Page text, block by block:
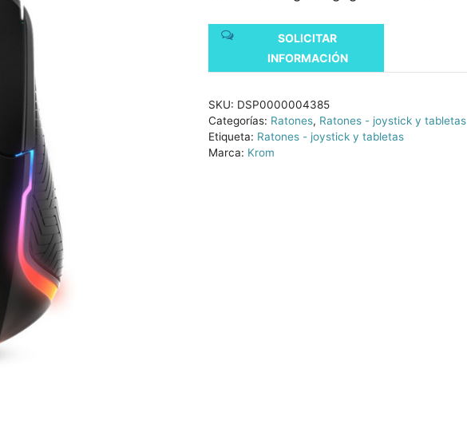
SOLICITAR
INFORMACIÓN
SKU: DSP0000004385
Categorías: Ratones, Ratones - joystick y tabletas
Etiqueta: Ratones - joystick y tabletas
Marca: Krom